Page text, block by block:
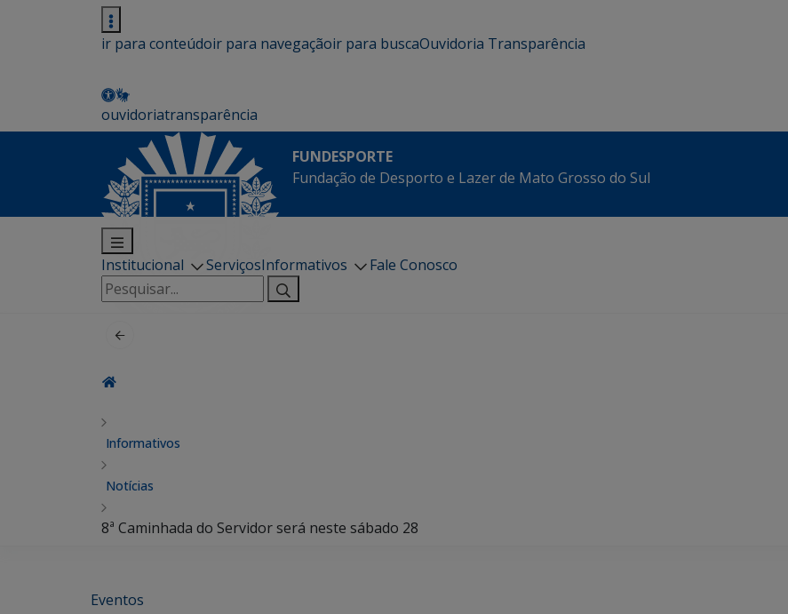
ir para conteúdoir para navegaçãoir para buscaOuvidoria Transparência
ouvidoriatransparência
FUNDESPORTE
Fundação de Desporto e Lazer de Mato Grosso do Sul
Institucional ServiçosInformativos
Fale Conosco
Pesquisar
por:
Informativos
Notícias
8ª Caminhada do Servidor será neste sábado 28
Eventos